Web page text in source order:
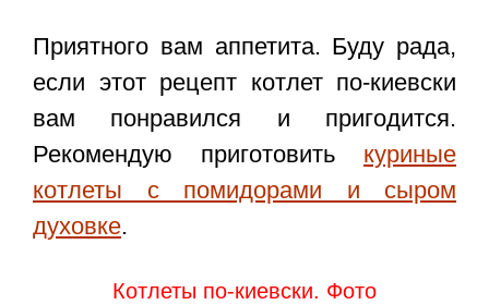
Приятного вам аппетита. Буду рада,
если этотрецепт котлет по-киевски
вам понравился и пригодится.
Рекомендую приготовить куриные
котлеты с помидорами и сыром
духовке.
Котлеты по-киевски. Фото